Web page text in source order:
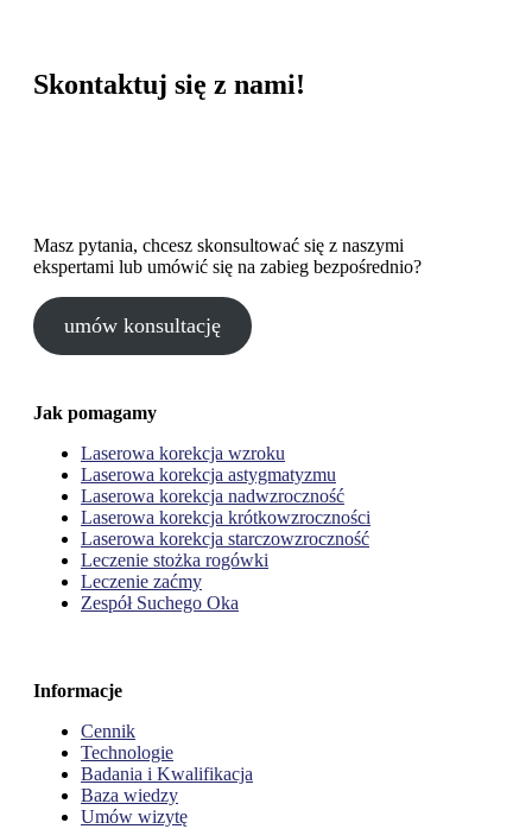
Skontaktuj się z nami!
Masz pytania, chcesz skonsultować się z naszymi
ekspertami lub umówić się na zabieg bezpośrednio?
umów konsultację
Jak pomagamy
Laserowa korekcja wzroku
Laserowa korekcja astygmatyzmu
Laserowa korekcja nadwzroczność
Laserowa korekcja krótkowzroczności
Laserowa korekcja starczowzroczność
Leczenie stożka rogówki
Leczenie zaćmy
Zespół Suchego Oka
Informacje
Cennik
Technologie
Badania i Kwalifikacja
Baza wiedzy
Umów wizytę